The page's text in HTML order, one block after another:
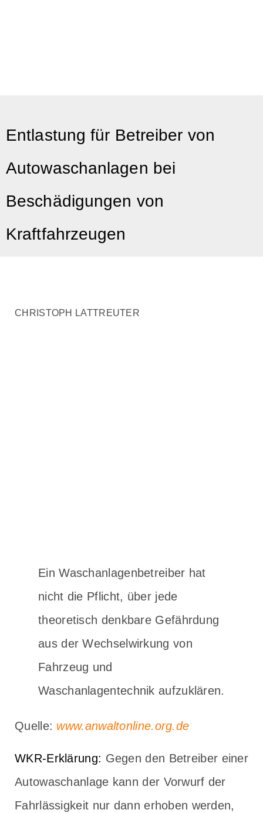
Entlastung für Betreiber von
Autowaschanlagen bei
Beschädigungen von
Kraftfahrzeugen
CHRISTOPH LATTREUTER
Ein Waschanlagenbetreiber hat
nicht die Pflicht, über jede
theoretisch denkbare Gefährdung
aus der Wechselwirkung von
Fahrzeug und
Waschanlagentechnik aufzuklären.
Quelle: www.anwaltonline.org.de
WKR-Erklärung: Gegen den Betreiber einer
Autowaschanlage kann der Vorwurf der
Fahrlässigkeit nur dann erhoben werden,